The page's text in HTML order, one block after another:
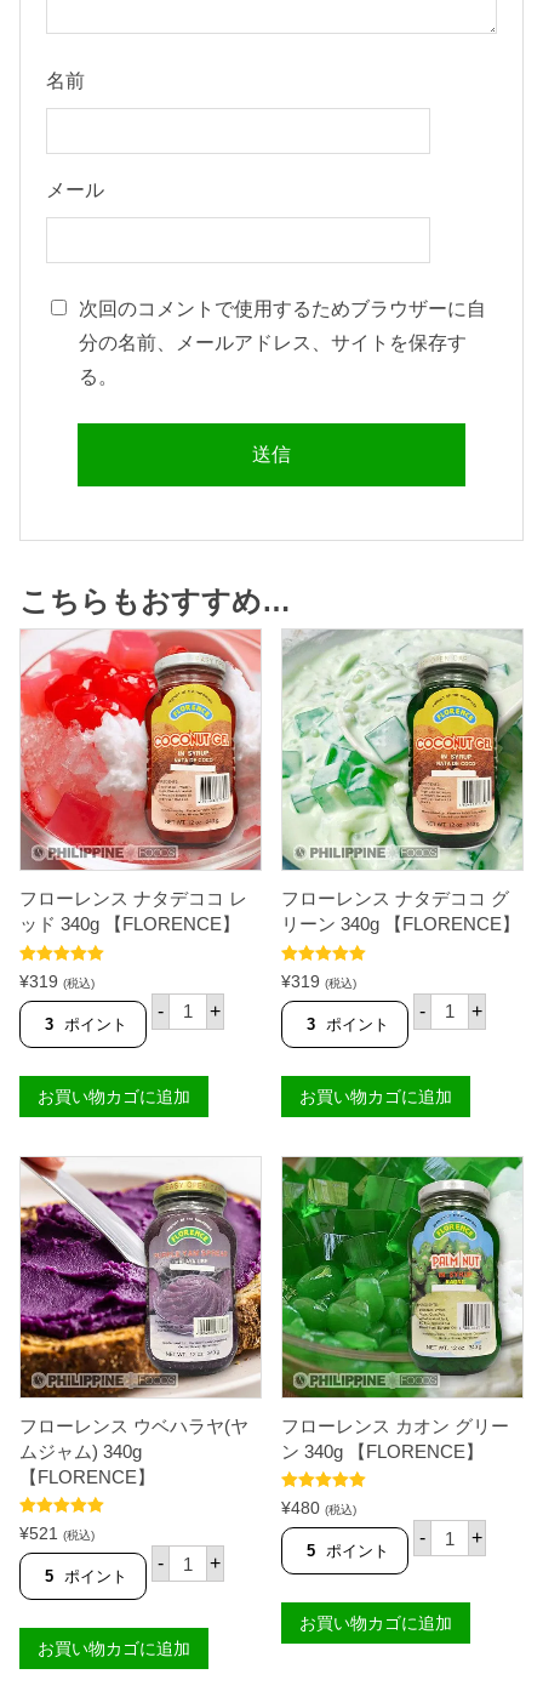
名前
メール
次回のコメントで使用するためブラウザーに自
分の名前、メールアドレス、サイトを保存す
る。
こちらもおすすめ…
フローレンス ナタデココ レ
ッド 340g 【FLORENCE】
5段階中5.00
の評価
¥319 (税込)
3 ポイント
- フ
ロ
ン
ス
ナ
デ
コ
コ
レ
ッ
ド
3
4
0
g
【
F
L
R
個
+
お買い物カゴに追加
フローレンス ナタデココ グ
リーン 340g 【FLORENCE】
5段階中5.00
の評価
¥319 (税込)
3 ポイント
- フ
ロ
ン
ス
ナ
デ
コ
コ
グ
リ
ー
ン
3
4
0
g
【
F
O
R
E
】
+
お買い物カゴに追加
フローレンス ウベハラヤ(ヤ
ムジャム) 340g
【FLORENCE】
5段階中5.00
の評価
¥521 (税込)
5 ポイント
- フ
ロ
ン
ス
ウ
+
お買い物カゴに追加
フローレンス カオン グリー
ン 340g 【FLORENCE】
5段階中5.00
の評価
¥480 (税込)
5 ポイント
- フ
ロ
ン
ス
カ
+
お買い物カゴに追加